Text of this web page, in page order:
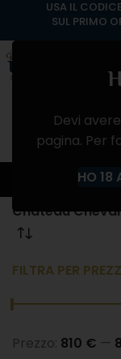
Devi
pagina. Per
HO 18
Château
FILTRA PER
Prezzo: 810 € —
USA IL
SUL PRIMO